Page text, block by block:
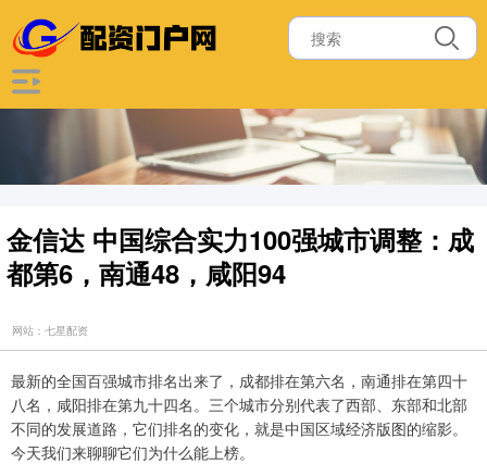
金信达 中国综合实力100强城市调整：成
都第6，南通48，咸阳94
网站：七星配资
最新的全国百强城市排名出来了，成都排在第六名，南通排在第四十
八名，咸阳排在第九十四名。三个城市分别代表了西部、东部和北部
不同的发展道路，它们排名的变化，就是中国区域经济版图的缩影。
今天我们来聊聊它们为什么能上榜。